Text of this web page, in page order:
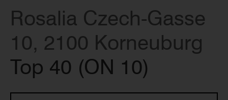
Rosalia Czech-Gasse
10, 2100 Korneuburg
Top 40 (ON 10)